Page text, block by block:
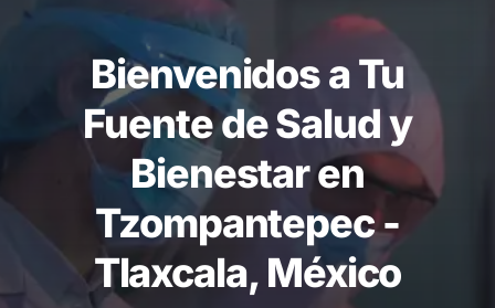
Bienvenidos a Tu
Fuente de Salud y
Bienestar en
Tzompantepec -
Tlaxcala, México